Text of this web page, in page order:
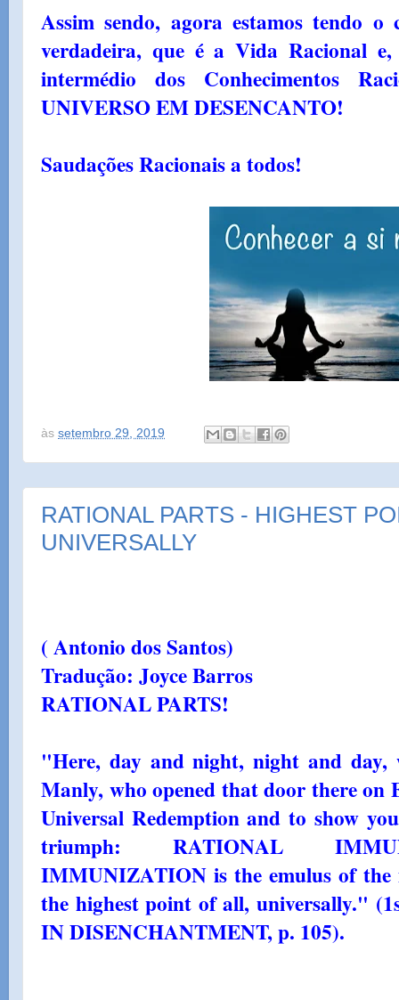
Assim sendo, agora estamos tendo o
verdadeira, que é a Vida Racional
intermédio dos Conhecimentos
UNIVERSO EM DESENCANTO!
Saudações Racionais a todos!
às setembro 29, 2019
RATIONAL PARTS - HIGHEST
UNIVERSALLY
( Antonio dos Santos)
Tradução: Joyce Barros
RATIONAL PARTS!
"Here, day and night, night and day,
Manly, who opened that door there on
Universal Redemption and to show
triumph: RATIONAL
IMMUNIZATION is the emulus of
the highest point of all, universally."
IN DISENCHANTMENT, p. 105).